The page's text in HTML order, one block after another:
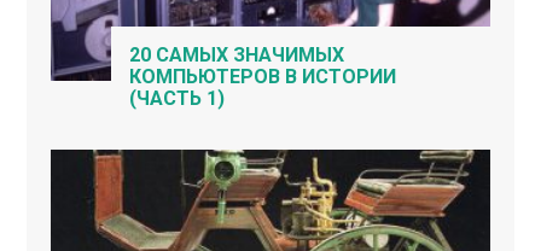
20 САМЫХ ЗНАЧИМЫХ
КОМПЬЮТЕРОВ В ИСТОРИИ
(ЧАСТЬ 1)